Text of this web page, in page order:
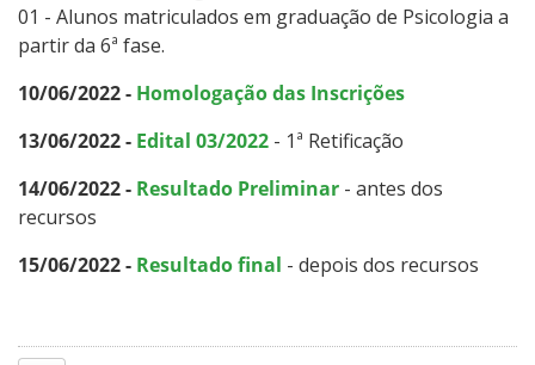
01 - Alunos matriculados em graduação de Psicologia a
partir da 6ª fase.
10/06/2022 - Homologação das Inscrições
13/06/2022 - Edital 03/2022 - 1ª Retificação
14/06/2022 - Resultado Preliminar - antes dos
recursos
15/06/2022 - Resultado final - depois dos recursos